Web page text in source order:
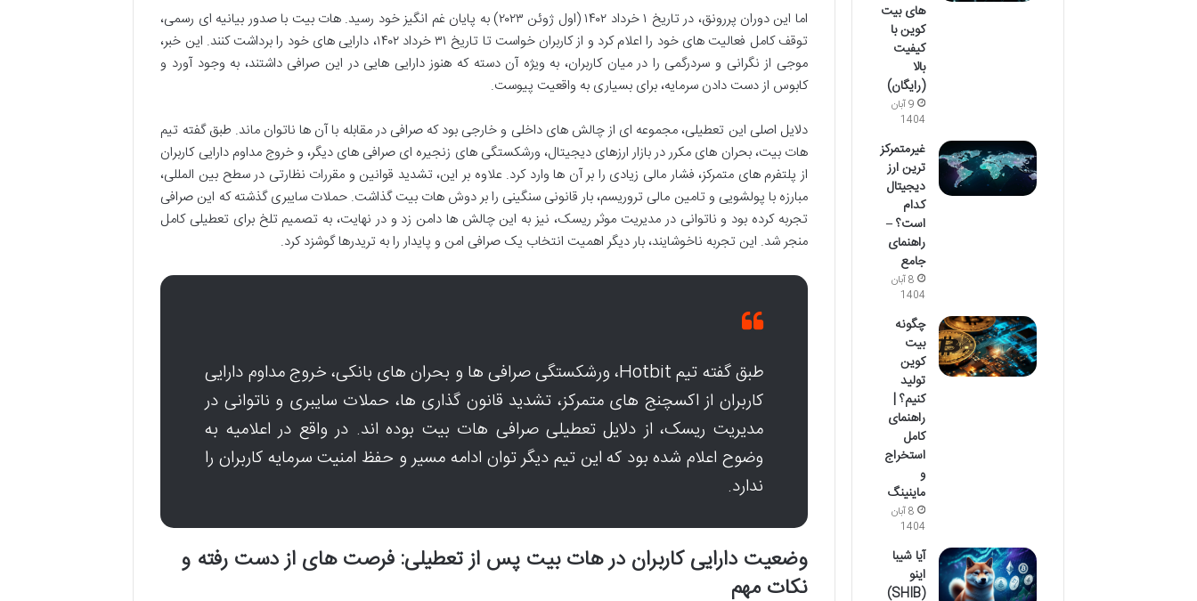
اما این دوران پررونق، در تاریخ ۱ خرداد ۱۴۰۲ (اول ژوئن ۲۰۲۳) به پایان غم انگیز خود رسید. هات بیت با صدور بیانیه ای رسمی،
توقف کامل فعالیت های خود را اعلام کرد و از کاربران خواست تا تاریخ ۳۱ خرداد ۱۴۰۲، دارایی های خود را برداشت کنند. این خبر،
موجی از نگرانی و سردرگمی را در میان کاربران، به ویژه آن دسته که هنوز دارایی هایی در این صرافی داشتند، به وجود آورد و
کابوس از دست دادن سرمایه، برای بسیاری به واقعیت پیوست.
دلایل اصلی این تعطیلی، مجموعه ای از چالش های داخلی و خارجی بود که صرافی در مقابله با آن ها ناتوان ماند. طبق گفته تیم
هات بیت، بحران های مکرر در بازار ارزهای دیجیتال، ورشکستگی های زنجیره ای صرافی های دیگر، و خروج مداوم دارایی کاربران
از پلتفرم های متمرکز، فشار مالی زیادی را بر آن ها وارد کرد. علاوه بر این، تشدید قوانین و مقررات نظارتی در سطح بین المللی،
مبارزه با پولشویی و تامین مالی تروریسم، بار قانونی سنگینی را بر دوش هات بیت گذاشت. حملات سایبری گذشته که این صرافی
تجربه کرده بود و ناتوانی در مدیریت موثر ریسک، نیز به این چالش ها دامن زد و در نهایت، به تصمیم تلخ برای تعطیلی کامل
منجر شد. این تجربه ناخوشایند، بار دیگر اهمیت انتخاب یک صرافی امن و پایدار را به تریدرها گوشزد کرد.
طبق گفته تیم Hotbit، ورشکستگی صرافی ها و بحران های بانکی، خروج مداوم دارایی
کاربران از اکسچنج های متمرکز، تشدید قانون گذاری ها، حملات سایبری و ناتوانی در
مدیریت ریسک، از دلایل تعطیلی صرافی هات بیت بوده اند. در واقع در اعلامیه به
وضوح اعلام شده بود که این تیم دیگر توان ادامه مسیر و حفظ امنیت سرمایه کاربران را
ندارد.
وضعیت دارایی کاربران در هات بیت پس از تعطیلی: فرصت های از دست رفته و
نکات مهم
های بیت
کوین با
کیفیت
بالا
(رایگان)
9 آبان
1404
غیرمتمرکز
ترین ارز
دیجیتال
کدام
است؟ –
راهنمای
جامع
8 آبان
1404
چگونه
بیت
کوین
تولید
کنیم؟ |
راهنمای
کامل
استخراج
و
ماینینگ
8 آبان
1404
آیا شیبا
اینو
(SHIB)